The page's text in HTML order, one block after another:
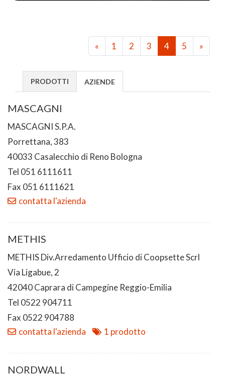
« 1 2 3 4 5 »
PRODOTTI AZIENDE
MASCAGNI
MASCAGNI S.P.A.
Porrettana, 383
40033 Casalecchio di Reno Bologna
Tel 051 6111611
Fax 051 6111621
contatta l'azienda
METHIS
METHIS Div.Arredamento Ufficio di Coopsette Scrl
Via Ligabue, 2
42040 Caprara di Campegine Reggio-Emilia
Tel 0522 904711
Fax 0522 904788
contatta l'azienda
1 prodotto
NORDWALL